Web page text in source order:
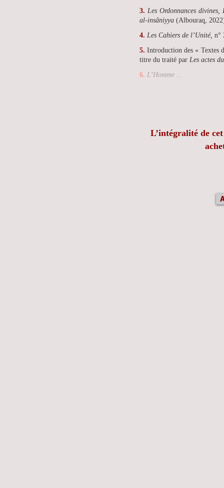
3. Les Ordonnances
al-insâniyya (Albouraq,
4. Les Cahiers de l’Unité, n°
5. Introduction des « Textes
titre du traité par Les actes
6. L’Homme ...
L’intégralité de